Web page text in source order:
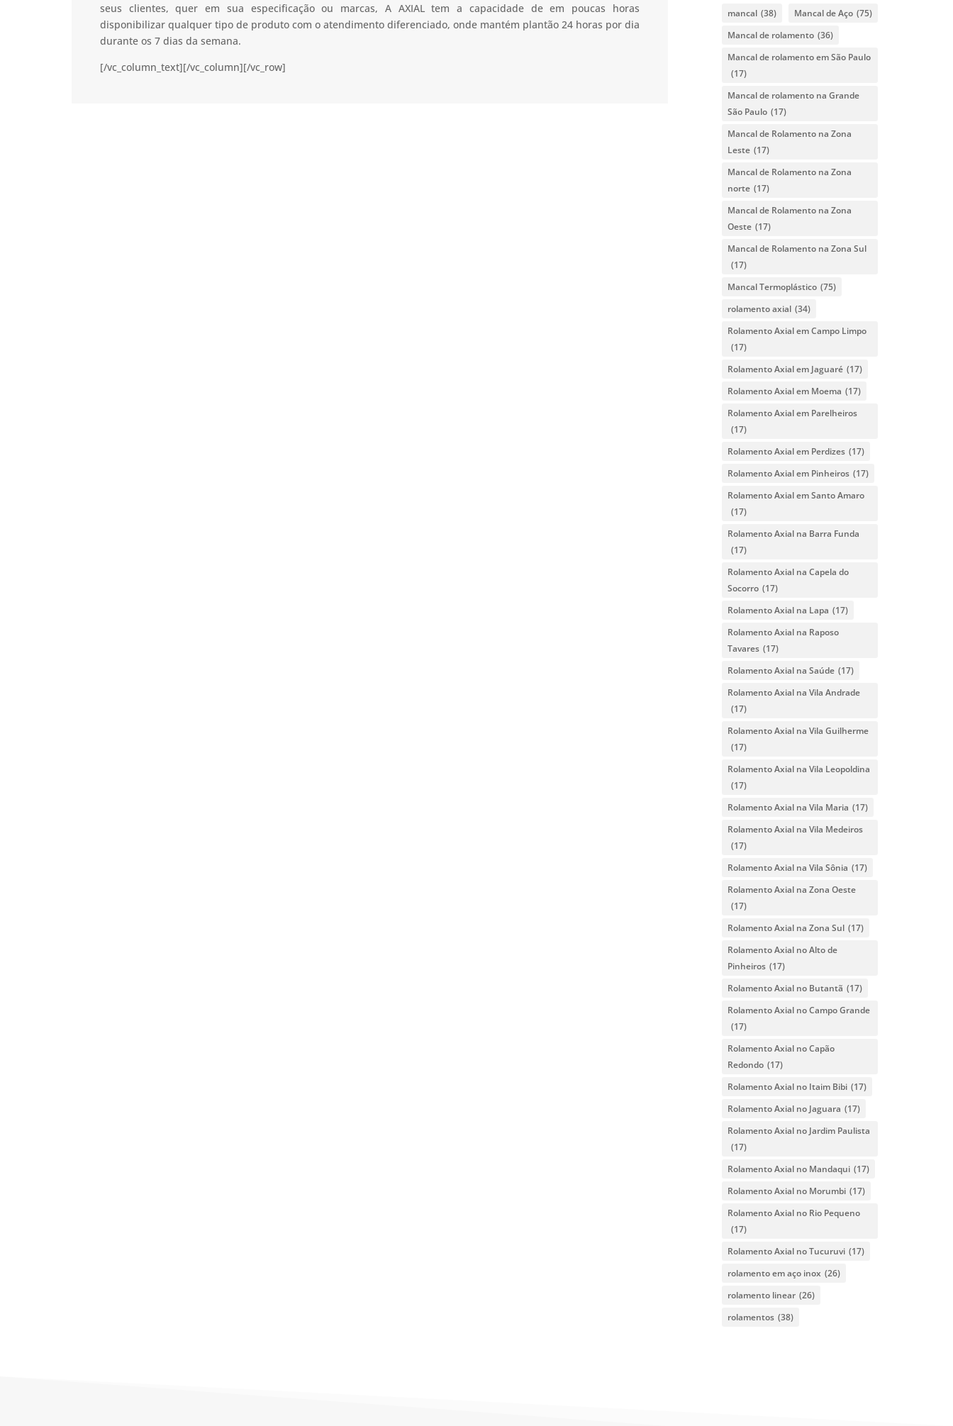
seus clientes, quer em sua especificação ou marcas, A AXIAL tem a capacidade de em poucas horas
disponibilizar qualquer tipo de produto com o atendimento diferenciado, onde mantém plantão 24 horas por dia
durante os 7 dias da semana.
[/vc_column_text][/vc_column][/vc_row]
mancal (38) Mancal de Aço (75)
Mancal de rolamento (36)
Mancal de rolamento em São Paulo
(17)
Mancal de rolamento na Grande
São Paulo (17)
Mancal de Rolamento na Zona
Leste (17)
Mancal de Rolamento na Zona
norte (17)
Mancal de Rolamento na Zona
Oeste (17)
Mancal de Rolamento na Zona Sul
(17)
Mancal Termoplástico (75)
rolamento axial (34)
Rolamento Axial em Campo Limpo
(17)
Rolamento Axial em Jaguaré (17)
Rolamento Axial em Moema (17)
Rolamento Axial em Parelheiros
(17)
Rolamento Axial em Perdizes (17)
Rolamento Axial em Pinheiros (17)
Rolamento Axial em Santo Amaro
(17)
Rolamento Axial na Barra Funda
(17)
Rolamento Axial na Capela do
Socorro (17)
Rolamento Axial na Lapa (17)
Rolamento Axial na Raposo
Tavares (17)
Rolamento Axial na Saúde (17)
Rolamento Axial na Vila Andrade
(17)
Rolamento Axial na Vila Guilherme
(17)
Rolamento Axial na Vila Leopoldina
(17)
Rolamento Axial na Vila Maria (17)
Rolamento Axial na Vila Medeiros
(17)
Rolamento Axial na Vila Sônia (17)
Rolamento Axial na Zona Oeste
(17)
Rolamento Axial na Zona Sul (17)
Rolamento Axial no Alto de
Pinheiros (17)
Rolamento Axial no Butantã (17)
Rolamento Axial no Campo Grande
(17)
Rolamento Axial no Capão
Redondo (17)
Rolamento Axial no Itaim Bibi (17)
Rolamento Axial no Jaguara (17)
Rolamento Axial no Jardim Paulista
(17)
Rolamento Axial no Mandaqui (17)
Rolamento Axial no Morumbi (17)
Rolamento Axial no Rio Pequeno
(17)
Rolamento Axial no Tucuruvi (17)
rolamento em aço inox (26)
rolamento linear (26)
rolamentos (38)